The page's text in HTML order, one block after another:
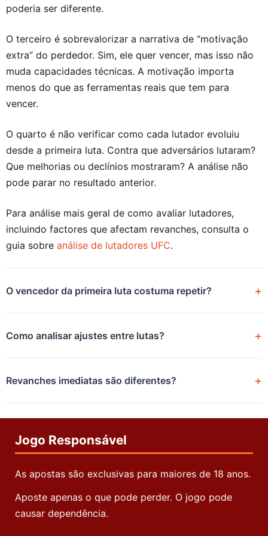
poderia ser diferente.
O terceiro é sobrevalorizar a narrativa de “motivação
extra” do perdedor. Sim, ele quer vencer, mas isso não
muda capacidades técnicas. A motivação importa
menos do que as ferramentas reais que tem para
vencer.
O quarto é não verificar como cada lutador evoluiu
desde a primeira luta. Contra que adversários lutaram?
Que melhorias ou declínios mostraram? A análise não
pode parar no resultado anterior.
Para análise mais geral de como avaliar lutadores,
incluindo factores que afectam revanches, consulta o
guia sobre análise de lutadores UFC.
O vencedor da primeira luta costuma repetir?
Como analisar ajustes entre lutas?
Revanches imediatas são diferentes?
Jogo Responsável
As apostas são exclusivas para maiores de 18 anos.
Aposte apenas o que pode perder. O jogo pode
causar dependência.